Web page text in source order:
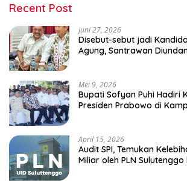
Recent Post
Juni 27, 2026
Disebut-sebut jadi
Agung, Santrawan
Mei 9, 2026
Bupati Sofyan Puhi Hadiri
Presiden Prabowo di
April 15, 2026
Audit SPI, Temukan
Miliar oleh PLN